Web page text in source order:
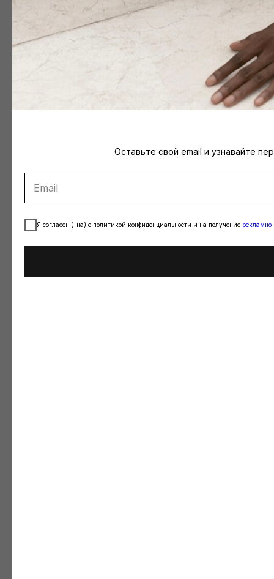
Оставьте свой email и узнавайте
Я согласен (-на) с политикой конфиденциальности и на получение